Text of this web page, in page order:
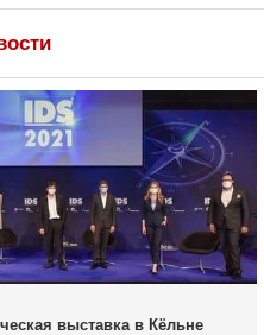
выставка в Кёльне